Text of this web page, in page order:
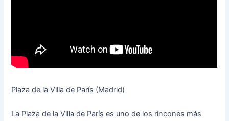
Plaza de la Villa de París (Madrid)
La Plaza de la Villa de París es uno de los rincones más